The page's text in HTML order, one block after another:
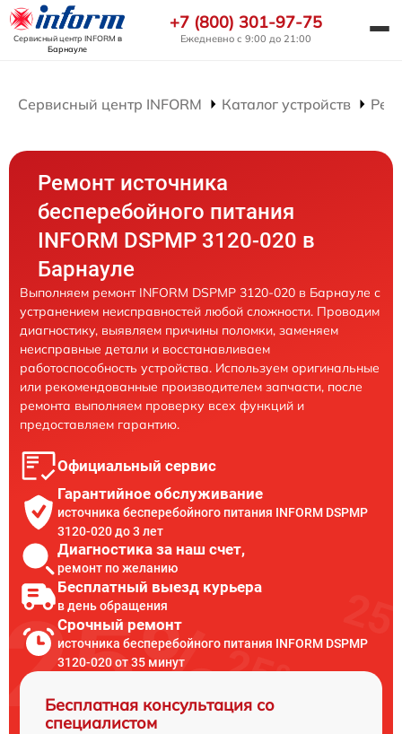
Сервисный центр INFORM в
Барнауле
+7 (800) 301-97-75
Ежедневно с 9:00 до 21:00
Сервисный центр INFORM Каталог устройств
Ремонт источника
бесперебойного питания
INFORM DSPMP 3120-020 в
Барнауле
Выполняем ремонт INFORM DSPMP 3120-020 в Барнауле с
устранением неисправностей любой сложности. Проводим
диагностику, выявляем причины поломки, заменяем
неисправные детали и восстанавливаем
работоспособность устройства. Используем оригинальные
или рекомендованные производителем запчасти, после
ремонта выполняем проверку всех функций и
предоставляем гарантию.
Официальный сервис
Гарантийное обслуживание
источника бесперебойного питания INFORM DSPMP
3120-020 до 3 лет
Диагностика за наш счет,
ремонт по желанию
Бесплатный выезд курьера
в день обращения
Срочный ремонт
источника бесперебойного питания INFORM DSPMP
3120-020 от 35 минут
Бесплатная консультация со
специалистом